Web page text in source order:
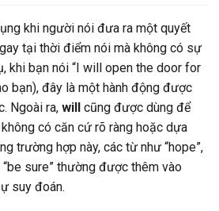
khi người nói đưa ra một quyết
tại thời điểm nói mà không có sự
khi bạn nói “I will open the door for
bạn), đây là một hành động được
Ngoài ra, will
cũng được dùng để
có căn cứ rõ ràng hoặc dựa
trường hợp này, các từ như “hope”,
“be sure” thường được thêm vào
suy đoán.